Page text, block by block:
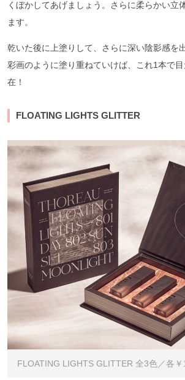
くぼかしてあげましょう。さらに柔らかい立
ます。
乾いた後に上塗りして、さらに深い陰影感を
彩画のように塗り重ねていけば、これ1本で
在！
FLOATING LIGHTS GLITTER
FLOATING LIGHTS GLITTER 全3色／各